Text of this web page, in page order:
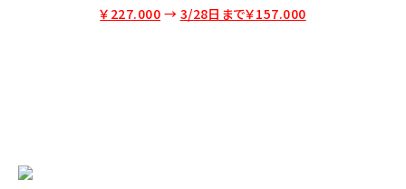
￥227.000 → 3/28日まで￥157.000